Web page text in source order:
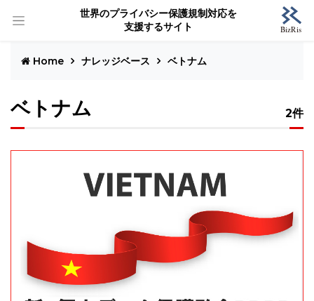
世界のプライバシー保護規制対応を
支援するサイト
Home ナレッジベース ベトナム
ベトナム 2件